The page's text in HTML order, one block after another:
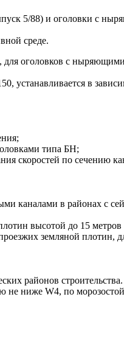
5/88) и оголовки с
среде.
для оголовков с
устанавливается в
типа БН;
скоростей по сечению
каналами в районах с
высотой до 15
земляной плотин,
районов строительства.
ниже W4, по